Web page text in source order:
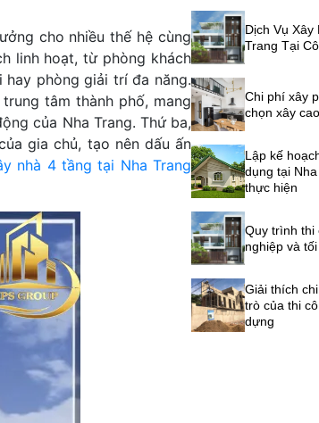
cho nhiều thế hệ cùng
linh hoạt, từ phòng khách
hay phòng giải trí đa năng.
tâm thành phố, mang
của Nha Trang. Thứ ba,
gia chủ, tạo nên dấu ấn
nhà 4 tầng tại Nha Trang
Dịch Vụ Xây
Trang Tại
Chi phí xây
chọn xây
Lập kế
dụng tại
thực hiện
Quy trình thi
nghiệp và
Giải thích
trò của thi
dựng